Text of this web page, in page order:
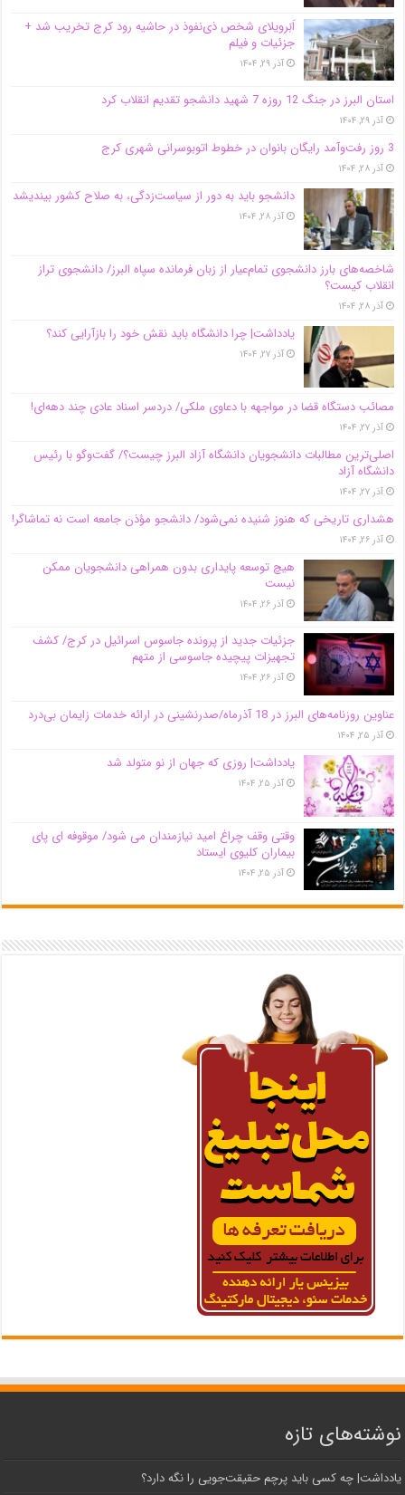
اَبَر‌ویلای شخص ذی‌نفوذ در حاشیه‌ رود کرج تخریب شد +
جزئیات و فیلم
آذر ۲۹, ۱۴۰۴
استان البرز در جنگ 12 روزه 7 شهید دانشجو تقدیم انقلاب کرد
آذر ۲۹, ۱۴۰۴
3 روز رفت‌وآمد رایگان بانوان در خطوط اتوبوسرانی شهری کرج
آذر ۲۸, ۱۴۰۴
دانشجو باید به دور از سیاست‌زدگی، به صلاح کشور بیندیشد
آذر ۲۸, ۱۴۰۴
شاخصه‌های بارز دانشجوی تمام‌عیار از زبان فرمانده سپاه البرز/ دانشجوی تراز
انقلاب کیست؟
آذر ۲۸, ۱۴۰۴
یادداشت| چرا دانشگاه باید نقش خود را بازآرایی کند؟
آذر ۲۷, ۱۴۰۴
مصائب دستگاه قضا در مواجهه با دعاوی ملکی/ دردسر اسناد عادی چند‌ دهه‌ای!
آذر ۲۷, ۱۴۰۴
اصلی‌ترین مطالبات دانشجویان دانشگاه آزاد البرز چیست؟/ گفت‌وگو با رئیس
دانشگاه آز‌اد
آذر ۲۷, ۱۴۰۴
هشداری تاریخی که هنوز شنیده نمی‌شود/ دانشجو مؤذن جامعه است نه تماشاگر!
آذر ۲۶, ۱۴۰۴
هیچ توسعه پایداری بدون همراهی دانشجویان ممکن
نیست
آذر ۲۶, ۱۴۰۴
جزئیات جدید از پرونده جاسوس اسرائیل در کرج/‌ کشف
تجهیزات پیچیده جاسوسی از متهم
آذر ۲۶, ۱۴۰۴
عناوین روزنامه‌های البرز در ‌18 آذرماه/صدرنشینی در ارائه خدمات زایمان بی‌درد
آذر ۲۵, ۱۴۰۴
یادداشت| روزی که جهان از نو متولد شد
آذر ۲۵, ۱۴۰۴
وقتی وقف چراغ امید نیازمندان می شود/ موقوفه ای پای
بیماران کلیوی ایستاد
آذر ۲۵, ۱۴۰۴
نوشته‌های تازه
یادداشت| ‌چه کسی باید پرچم حقیقت‌جویی را نگه دارد؟